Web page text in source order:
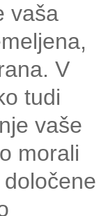
vaša
V
tudi
vaše
morali